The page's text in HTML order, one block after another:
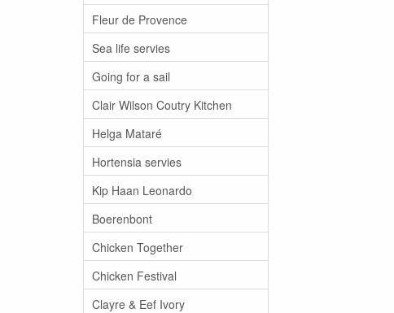
Fleur de Provence
Sea life servies
Going for a sail
Clair Wilson Coutry Kitchen
Helga Mataré
Hortensia servies
Kip Haan Leonardo
Boerenbont
Chicken Together
Chicken Festival
Clayre & Eef Ivory